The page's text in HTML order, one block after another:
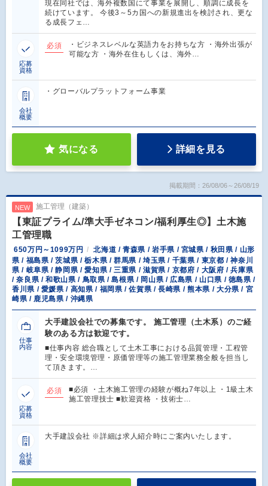
現在同社では、海外複数国にて事業を展開し、順調に成長を
続けています。 今後3～5カ国への新規進出を検討され、更な
る成長フェ…
応募
資格
必須
・ビジネスレベルな英語力をお持ちな方 ・海外出張が
可能な方 ・海外在住もしくは、海外…
会社
概要
・グローバルプラットフォーム事業
気になる 詳細を見る
掲載期間：26/08/06～26/08/19
NEW 施工管理（建築）
【東証プライム/準大手ゼネコン/福利厚生◎】土木施
工管理職
650万円～1099万円
北海道 / 青森県 / 岩手県 / 宮城県 / 秋田県 / 山形
県 / 福島県 / 茨城県 / 栃木県 / 群馬県 / 埼玉県 / 千葉県 / 東京都 / 神奈川
県 / 岐阜県 / 静岡県 / 愛知県 / 三重県 / 滋賀県 / 京都府 / 大阪府 / 兵庫県
/ 奈良県 / 和歌山県 / 鳥取県 / 島根県 / 岡山県 / 広島県 / 山口県 / 徳島県 /
香川県 / 愛媛県 / 高知県 / 福岡県 / 佐賀県 / 長崎県 / 熊本県 / 大分県 / 宮
崎県 / 鹿児島県 / 沖縄県
仕事
内容
大手建設会社での募集です。 施工管理（土木系）のご経
験のある方は歓迎です。
■仕事内容 総合職として土木工事における品質管理・工程管
理・安全環境管理・原価管理等の施工管理業務全般を担当し
て頂きます。…
応募
資格
必須
■必須 ・土木施工管理の経験が概ね7年以上 ・1級土木
施工管理技士 ■歓迎資格 ・技術士…
会社
概要
大手建設会社 ※詳細は求人紹介時にご案内いたします。